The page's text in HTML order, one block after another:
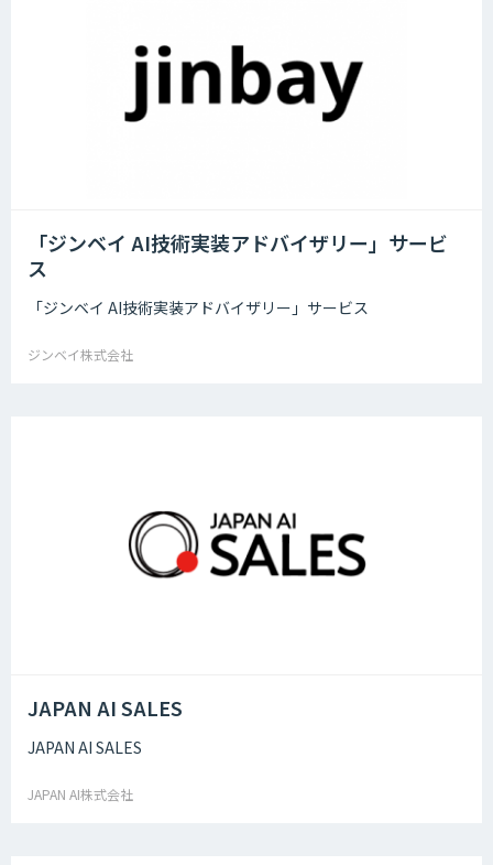
「ジンベイ AI技術実装アドバイザリー」サービ
ス
「ジンベイ AI技術実装アドバイザリー」サービス
ジンベイ株式会社
JAPAN AI SALES
JAPAN AI SALES
JAPAN AI株式会社